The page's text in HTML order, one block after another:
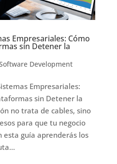
Empresariales: Cómo
sin Detener la
Development
Empresariales:
sin Detener la
no trata de cables, sino
para que tu negocio
esta guía aprenderás los